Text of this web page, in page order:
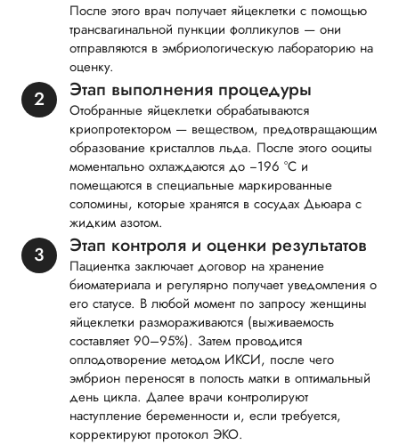
После этого врач получает яйцеклетки с помощью
трансвагинальной пункции фолликулов — они
отправляются в эмбриологическую лабораторию на
оценку.
Этап выполнения процедуры
Отобранные яйцеклетки обрабатываются
криопротектором — веществом, предотвращающим
образование кристаллов льда. После этого ооциты
моментально охлаждаются до −196 °C и
помещаются в специальные маркированные
соломины, которые хранятся в сосудах Дьюара с
жидким азотом.
Этап контроля и оценки результатов
Пациентка заключает договор на хранение
биоматериала и регулярно получает уведомления о
его статусе. В любой момент по запросу женщины
яйцеклетки размораживаются (выживаемость
составляет 90–95%). Затем проводится
оплодотворение методом ИКСИ, после чего
эмбрион переносят в полость матки в оптимальный
день цикла. Далее врачи контролируют
наступление беременности и, если требуется,
корректируют протокол ЭКО.